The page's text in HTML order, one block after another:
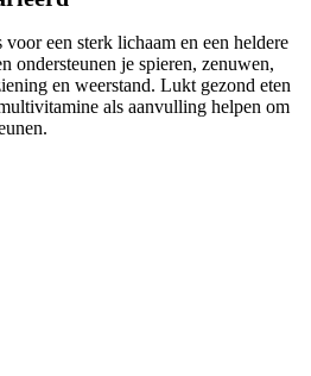
een sterk lichaam en een heldere
ondersteunen je spieren, zenuwen,
en weerstand. Lukt gezond eten
als aanvulling helpen om